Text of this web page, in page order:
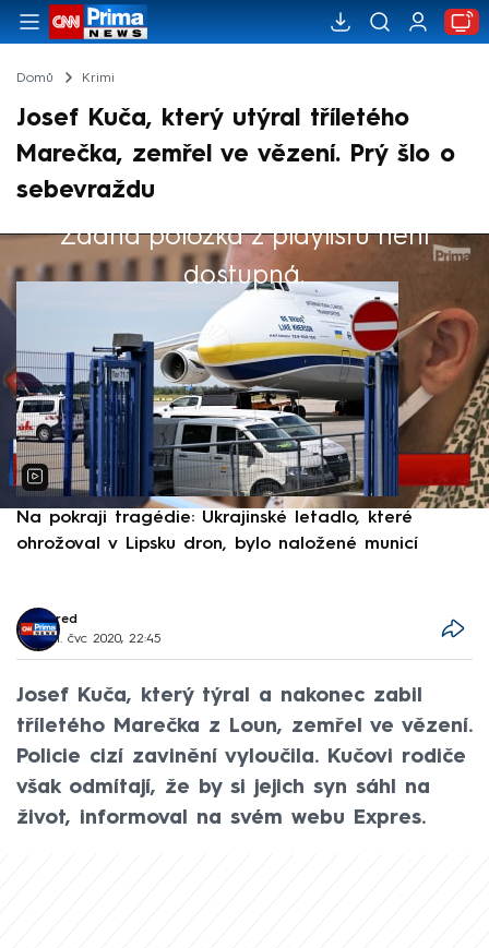
Domů Krimi
Josef Kuča, který utýral tříletého
Marečka, zemřel ve vězení. Prý šlo o
sebevraždu
Žádná položka z playlistu není
dostupná.
Výběr redakce
Na pokraji tragédie: Ukrajinské letadlo, které
ohrožoval v Lipsku dron, bylo naložené municí
red
1. čvc 2020, 22:45
Josef Kuča, který týral a nakonec zabil
tříletého Marečka z Loun, zemřel ve vězení.
Policie cizí zavinění vyloučila. Kučovi rodiče
však odmítají, že by si jejich syn sáhl na
život, informoval na svém webu Expres.